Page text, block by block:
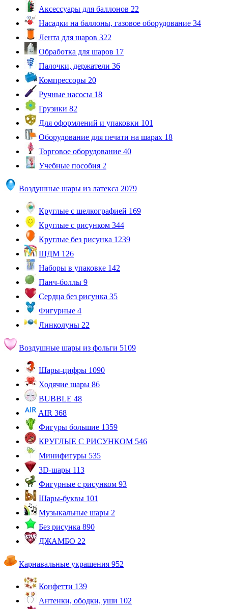
Аксессуары для баллонов 22
Насадки на баллоны, газовое оборудование 34
Лента для шаров 322
Обработка для шаров 17
Палочки, держатели 36
Компрессоры 20
Ручные насосы 18
Грузики 82
Для оформлений и упаковки 101
Оборудование для печати на шарах 18
Торговое оборудование 40
Учебные пособия 2
Воздушные шары из латекса 2079
Круглые с шелкографией 169
Круглые с рисунком 344
Круглые без рисунка 1239
ШДМ 126
Наборы в упаковке 142
Панч-боллы 9
Сердца без рисунка 35
Фигурные 4
Линколуны 22
Воздушные шары из фольги 5109
Шары-цифры 1090
Ходячие шары 86
BUBBLE 48
AIR 368
Фигуры большие 1359
КРУГЛЫЕ С РИСУНКОМ 546
Минифигуры 535
3D-шары 113
Фигурные с рисунком 93
Шары-буквы 101
Музыкальные шары 2
Без рисунка 890
ДЖАМБО 22
Карнавальные украшения 952
Конфетти 139
Антенки, ободки, уши 102